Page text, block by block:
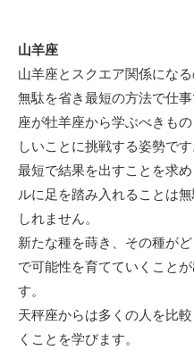
山羊座
山羊座とスクエア関係にな
無駄を省き最短の方法で仕
座が牡羊座から学ぶべきも
しいことに挑戦する姿勢です
最短で結果を出すことを求
ルに足を踏み入れることは
しれません。
新たな種を蒔き、その種が
で可能性を育てていくこと
す。
天秤座からは多くの人を比
くことを学びます。